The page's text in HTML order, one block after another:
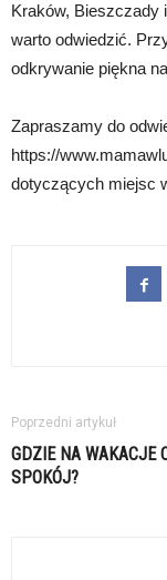
Kraków, Bieszczady
warto odwiedzić.
odkrywanie piękna
Zapraszamy do
https://
dotyczących miejsc
Poprzedni artykuł
GDZIE NA WAKACJE
SPOKÓJ?